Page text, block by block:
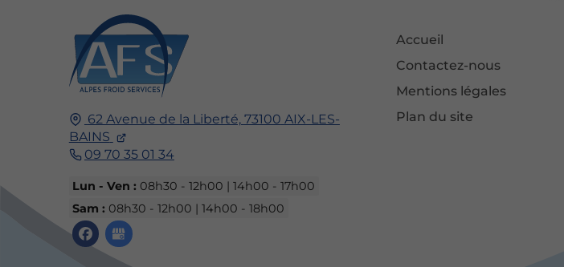
62 Avenue de la Liberté, 73100 AIX-LES-
BAINS
09 70 35 01 34
Lun - Ven : 08h30 - 12h00 | 14h00 - 17h00
Sam : 08h30 - 12h00 | 14h00 - 18h00
Accueil
Contactez-nous
Mentions légales
Plan du site